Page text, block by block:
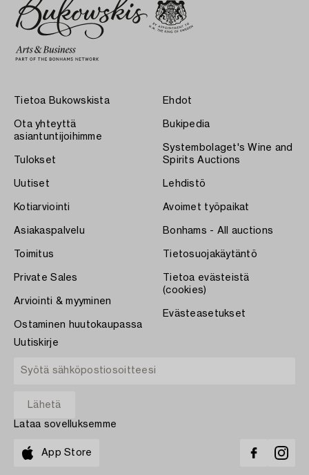
Tietoa Bukowskista
Ota yhteyttä
asiantuntijoihimme
Tulokset
Uutiset
Kotiarviointi
Asiakaspalvelu
Toimitus
Private Sales
Arviointi & myyminen
Ostaminen huutokaupassa
Ehdot
Bukipedia
Systembolaget's Wine and
Spirits Auctions
Lehdistö
Avoimet työpaikat
Bonhams - All auctions
Tietosuojakäytäntö
Tietoa evästeistä
(cookies)
Evästeasetukset
Uutiskirje
Lataa sovelluksemme
App Store